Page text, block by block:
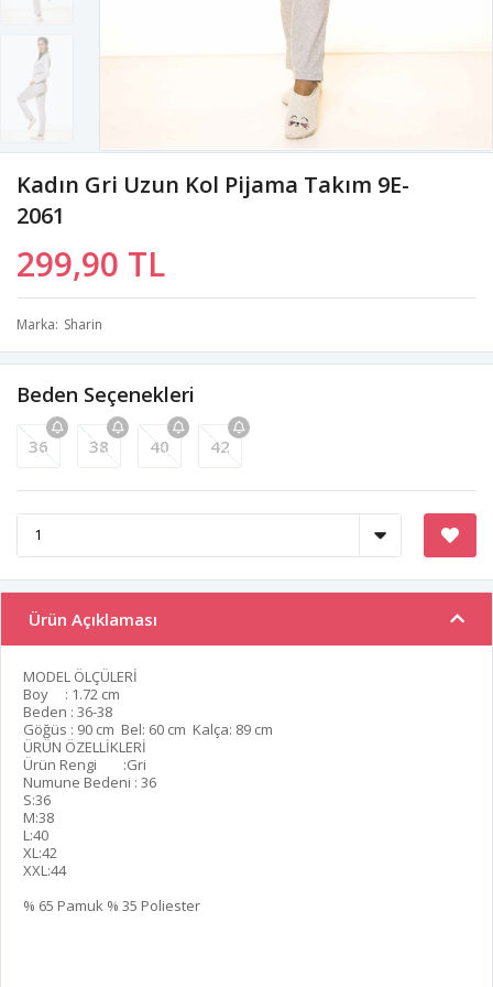
Kadın Gri Uzun Kol Pijama Takım 9E-
2061
299,90 TL
Marka Sharin
Beden Seçenekleri
36 38 40 42
Ürün Açıklaması
MODEL ÖLÇÜLERİ
Boy : 1.72 cm
Beden : 36-38
Göğüs : 90 cm Bel: 60 cm Kalça: 89 cm
ÜRÜN ÖZELLİKLERİ
Ürün Rengi :Gri
Numune Bedeni : 36
S:36
M:38
L:40
XL:42
XXL:44
% 65 Pamuk % 35 Poliester